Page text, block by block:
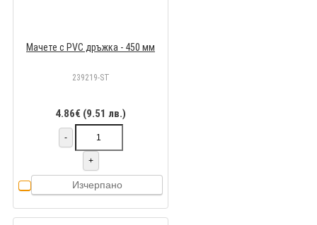
Мачете с PVC дръжка - 450 мм
239219-ST
4.86€ (9.51 лв.)
-
+
Изчерпано